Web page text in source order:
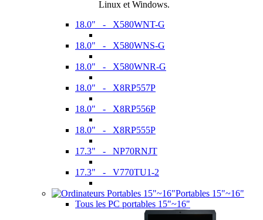
Linux et Windows.
18.0" - X580WNT-G
18.0" - X580WNS-G
18.0" - X580WNR-G
18.0" - X8RP557P
18.0" - X8RP556P
18.0" - X8RP555P
17.3" - NP70RNJT
17.3" - V770TU1-2
Portables 15"~16"
Tous les PC portables 15"~16"